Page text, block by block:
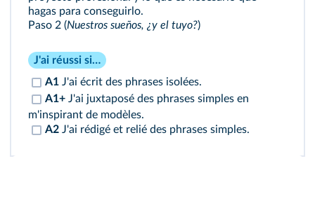
hagas para conseguirlo.
Paso 2 (Nuestros sueños, ¿y el tuyo?)
J'ai réussi si…
A1 J'ai écrit des phrases isolées.
A1+ J'ai juxtaposé des phrases simples en
m'inspirant de modèles.
A2 J'ai rédigé et relié des phrases simples.